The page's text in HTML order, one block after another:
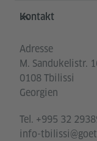
Service- und
Kontakt
Adresse
M. Sandukelistr.
0108 Tbilissi
Georgien
Tel. +995 32
info-